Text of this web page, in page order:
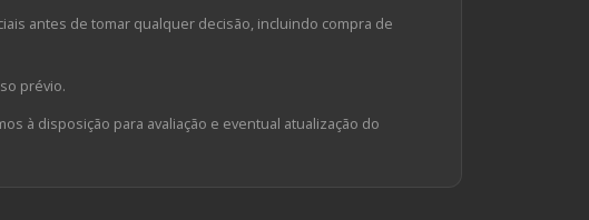
antes de tomar qualquer decisão, incluindo compra de
prévio.
à disposição para avaliação e eventual atualização do